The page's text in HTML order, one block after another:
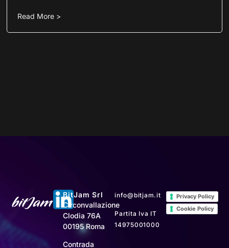
Read More >
BitJam Srl
Circonvallazione
Clodia 76A
00195 Roma
Contrada
info@bitjam.it
Partita Iva IT
14975001000
Privacy Policy
Cookie Policy